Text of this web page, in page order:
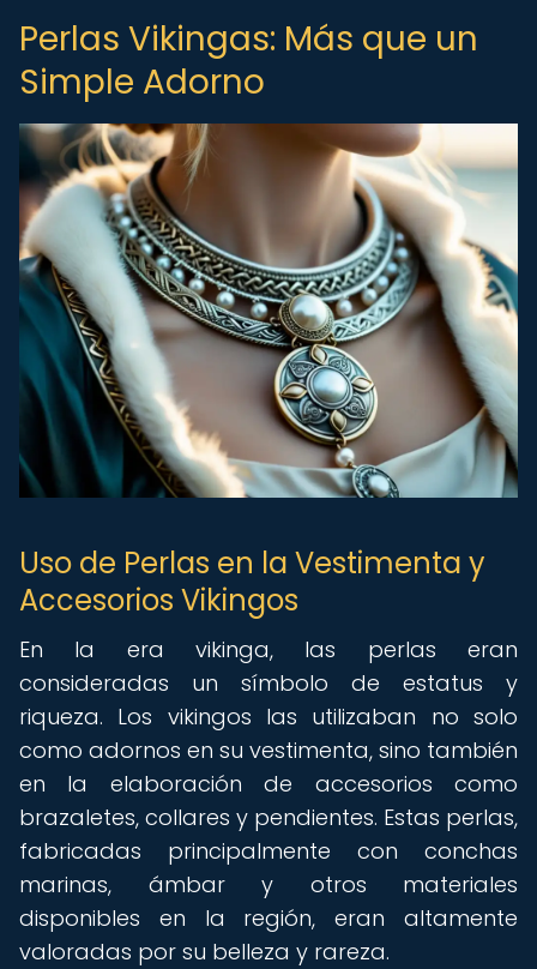
Perlas Vikingas: Más que un
Simple Adorno
Uso de Perlas en la Vestimenta y
Accesorios Vikingos
En la era vikinga, las perlas eran
consideradas un símbolo de estatus y
riqueza. Los vikingos las utilizaban no solo
como adornos en su vestimenta, sino también
en la elaboración de accesorios como
brazaletes, collares y pendientes. Estas perlas,
fabricadas principalmente con conchas
marinas, ámbar y otros materiales
disponibles en la región, eran altamente
valoradas por su belleza y rareza.